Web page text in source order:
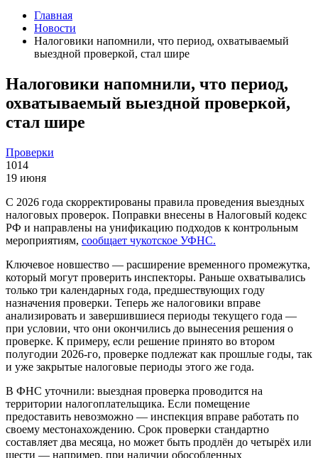
Главная
Новости
Налоговики напомнили, что период, охватываемый
выездной проверкой, стал шире
Налоговики напомнили, что период,
охватываемый выездной проверкой,
стал шире
Проверки
1014
19 июня
С 2026 года скорректированы правила проведения выездных
налоговых проверок. Поправки внесены в Налоговый кодекс
РФ и направлены на унификацию подходов к контрольным
мероприятиям, сообщает чукотское УФНС.
Ключевое новшество — расширение временного промежутка,
который могут проверить инспекторы. Раньше охватывались
только три календарных года, предшествующих году
назначения проверки. Теперь же налоговики вправе
анализировать и завершившиеся периоды текущего года —
при условии, что они окончились до вынесения решения о
проверке. К примеру, если решение принято во втором
полугодии 2026-го, проверке подлежат как прошлые годы, так
и уже закрытые налоговые периоды этого же года.
В ФНС уточнили: выездная проверка проводится на
территории налогоплательщика. Если помещение
предоставить невозможно — инспекция вправе работать по
своему местонахождению. Срок проверки стандартно
составляет два месяца, но может быть продлён до четырёх или
шести — например, при наличии обособленных